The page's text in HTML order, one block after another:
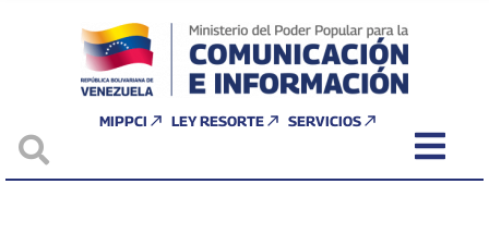
MIPPCI LEY RESORTE SERVICIOS